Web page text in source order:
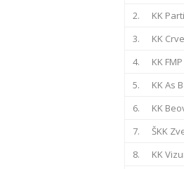
2.
KK
3.
KK
4.
KK FMP
5.
KK As
6.
KK
7.
ŠKK
8.
KK